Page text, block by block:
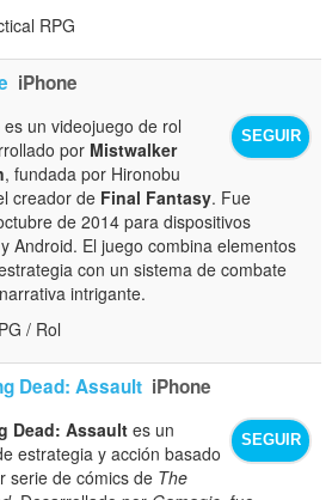
RPG
iPhone
SEGUIR
es un videojuego de rol
por Mistwalker
, fundada por Hironobu
creador de Final Fantasy. Fue
de 2014 para dispositivos
Android. El juego combina elementos
con un sistema de combate
intrigante.
/ Rol
Dead: Assault iPhone
SEGUIR
Dead: Assault es un
estrategia y acción basado
serie de cómics de The